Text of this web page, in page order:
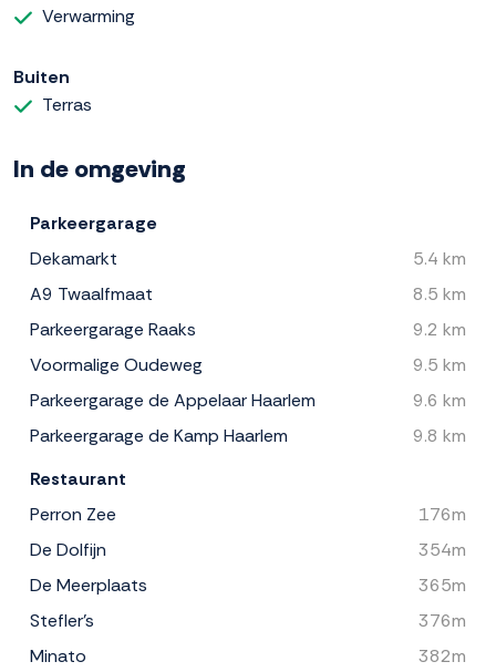
Verwarming
Buiten
Terras
In de omgeving
Parkeergarage
Dekamarkt
5.4 km
A9 Twaalfmaat
8.5 km
Parkeergarage Raaks
9.2 km
Voormalige Oudeweg
9.5 km
Parkeergarage de Appelaar Haarlem
9.6 km
Parkeergarage de Kamp Haarlem
9.8 km
Restaurant
Perron Zee
176m
De Dolfijn
354m
De Meerplaats
365m
Stefler's
376m
Minato
382m